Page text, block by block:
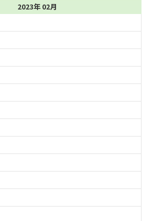
2023年 02月